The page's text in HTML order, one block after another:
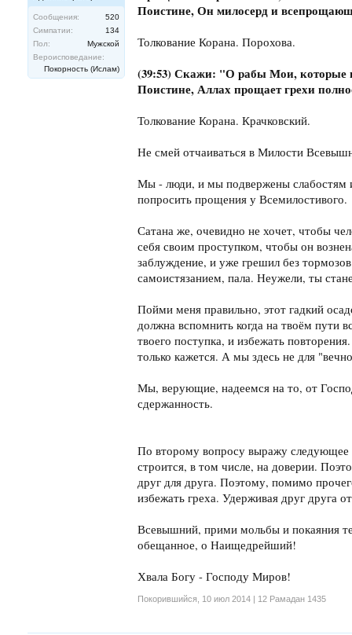
Сообщения:
520
Симпатии:
134
Пол:
Мужской
Вероисповедание:
Покорность (Ислам)
Поистине, Он милосерд и
Толкование Корана. Порохова.
(39:53) Скажи: "О рабы Мои, которые
Поистине, Аллах прощает грехи
Толкование Корана. Крачковский.
Не смей отчаиваться в Милости
Мы - люди, и мы подвержены слабостям
попросить прощения у Всемилостивого.
Сатана же, очевидно не хочет, чтобы
себя своим проступком, чтобы он
заблуждение, и уже грешил без
самоистязанием, пала. Неужели, ты
Пойми меня правильно, этот гадкий
должна вспомнить когда на твоём пути
твоего поступка, и избежать
только кажется. А мы здесь не для
Мы, верующие, надеемся на то, от
сдержанность.
По второму вопросу выражу
строится, в том числе, на доверии.
друг для друга. Поэтому, помимо
избежать греха. Удерживая друг друга
Всевышний, прими мольбы и покаяния
обещанное, о Наищедрейший!
Хвала Богу - Господу Миров!
Покорившийся 10 июл 2014 | 12 Рамадан 1435